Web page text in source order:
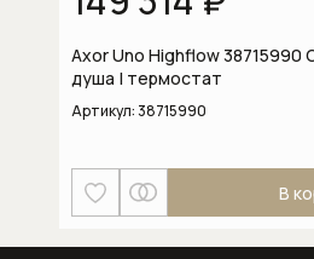
Кофемашины
Микроволновые печи
Моющие и чистящие
кофемашин
Axor Uno Highflow 38715990
душа | термостат
Артикул:38715990
В